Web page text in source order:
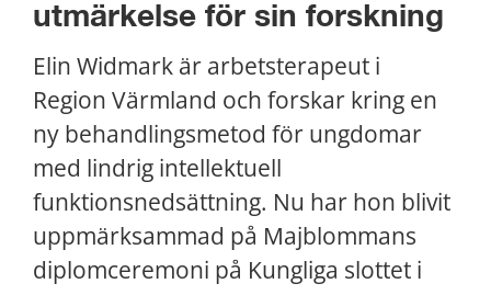
utmärkelse för sin forskning
Elin Widmark är arbetsterapeut i
Region Värmland och forskar kring en
ny behandlingsmetod för ungdomar
med lindrig intellektuell
funktionsnedsättning. Nu har hon blivit
uppmärksammad på Majblommans
diplomceremoni på Kungliga slottet i